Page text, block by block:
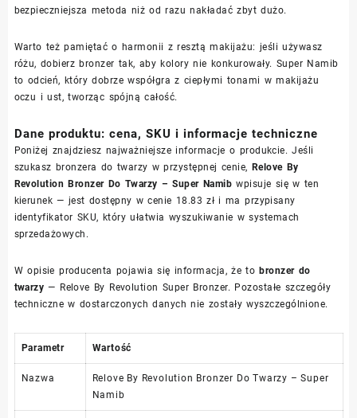
bezpieczniejsza metoda niż od razu nakładać zbyt dużo.
Warto też pamiętać o harmonii z resztą makijażu: jeśli używasz
różu, dobierz bronzer tak, aby kolory nie konkurowały. Super Namib
to odcień, który dobrze współgra z ciepłymi tonami w makijażu
oczu i ust, tworząc spójną całość.
Dane produktu: cena, SKU i informacje techniczne
Poniżej znajdziesz najważniejsze informacje o produkcie. Jeśli
szukasz bronzera do twarzy w przystępnej cenie, Relove By
Revolution Bronzer Do Twarzy – Super Namib wpisuje się w ten
kierunek — jest dostępny w cenie 18.83 zł i ma przypisany
identyfikator SKU, który ułatwia wyszukiwanie w systemach
sprzedażowych.
W opisie producenta pojawia się informacja, że tobronzer do
twarzy — Relove By Revolution Super Bronzer. Pozostałe szczegóły
techniczne w dostarczonych danych nie zostały wyszczególnione.
Parametr Wartość
Nazwa
Relove By Revolution Bronzer Do Twarzy – Super
Namib